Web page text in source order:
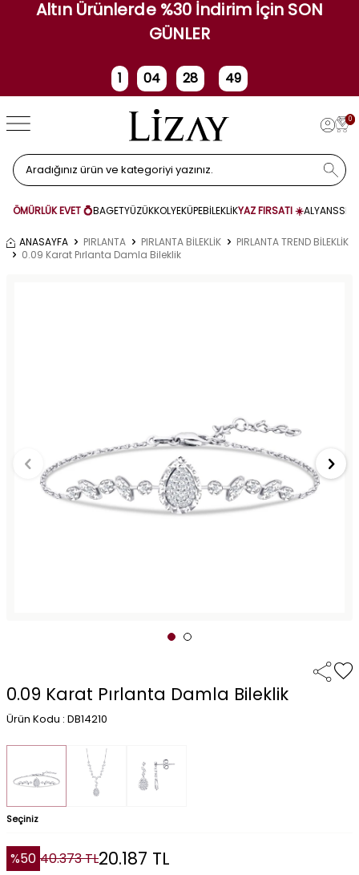
Altın Ürünlerde %30 İndirim İçin SON
GÜNLER
1
Gün
04
Saat
28 49
0
ÖMÜRLÜK EVET 💍BAGETYÜZÜKKOLYEKÜPEBİLEKLİKYAZ FIRSATI ☀️ALYANS
ANASAYFA PIRLANTA PIRLANTA BİLEKLİK
PIRLANTA TREND BİLEKLİK
0.09 Karat Pırlanta Damla Bileklik
0.09 Karat Pırlanta Damla Bileklik
Ürün Kodu : DB14210
Seçiniz
%50 40.373TL20.187 TL